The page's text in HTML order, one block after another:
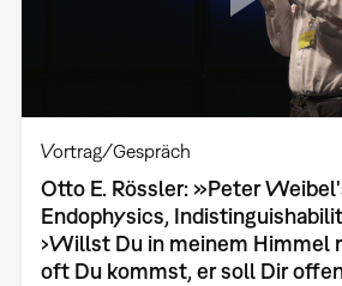
Vortrag/Gespräch
Otto E. Rössler: »Peter
Endophysics,
›Willst Du in meinem Himmel
oft Du kommst, er soll Dir